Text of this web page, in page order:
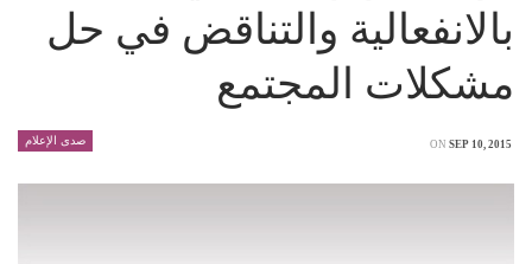
بالانفعالية والتناقض في حل
مشكلات المجتمع
صدى الإعلام ON SEP 10, 2015